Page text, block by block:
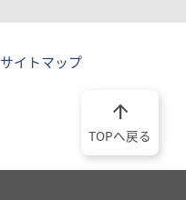
サイトマップ
arrow_upward
TOPへ戻る